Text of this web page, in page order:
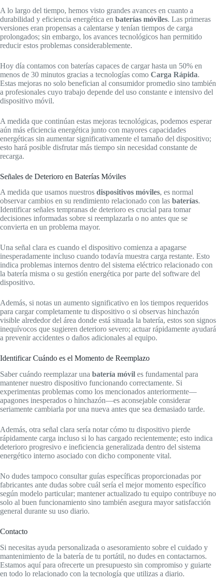
A lo largo del tiempo, hemos visto grandes avances en cuanto a
durabilidad y eficiencia energética en baterías móviles. Las primeras
versiones eran propensas a calentarse y tenían tiempos de carga
prolongados; sin embargo, los avances tecnológicos han permitido
reducir estos problemas considerablemente.
Hoy día contamos con baterías capaces de cargar hasta un 50% en
menos de 30 minutos gracias a tecnologías como Carga Rápida.
Estas mejoras no solo benefician al consumidor promedio sino también
a profesionales cuyo trabajo depende del uso constante e intensivo del
dispositivo móvil.
A medida que continúan estas mejoras tecnológicas, podemos esperar
aún más eficiencia energética junto con mayores capacidades
energéticas sin aumentar significativamente el tamaño del dispositivo;
esto hará posible disfrutar más tiempo sin necesidad constante de
recarga.
Señales de Deterioro en Baterías Móviles
A medida que usamos nuestros dispositivos móviles, es normal
observar cambios en su rendimiento relacionado con las baterías.
Identificar señales tempranas de deterioro es crucial para tomar
decisiones informadas sobre si reemplazarla o no antes que se
convierta en un problema mayor.
Una señal clara es cuando el dispositivo comienza a apagarse
inesperadamente incluso cuando todavía muestra carga restante. Esto
indica problemas internos dentro del sistema eléctrico relacionado con
la batería misma o su gestión energética por parte del software del
dispositivo.
Además, si notas un aumento significativo en los tiempos requeridos
para cargar completamente tu dispositivo o si observas hinchazón
visible alrededor del área donde está situada la batería, estos son signos
inequívocos que sugieren deterioro severo; actuar rápidamente ayudará
a prevenir accidentes o daños adicionales al equipo.
Identificar Cuándo es el Momento de Reemplazo
Saber cuándo reemplazar una batería móvil es fundamental para
mantener nuestro dispositivo funcionando correctamente. Si
experimentas problemas como los mencionados anteriormente—
apagones inesperados o hinchazón—es aconsejable considerar
seriamente cambiarla por una nueva antes que sea demasiado tarde.
Además, otra señal clara sería notar cómo tu dispositivo pierde
rápidamente carga incluso si lo has cargado recientemente; esto indica
deterioro progresivo e ineficiencia generalizada dentro del sistema
energético interno asociado con dicho componente vital.
No dudes tampoco consultar guías específicas proporcionadas por
fabricantes ante dudas sobre cuál sería el mejor momento específico
según modelo particular; mantener actualizado tu equipo contribuye no
solo al buen funcionamiento sino también asegura mayor satisfacción
general durante su uso diario.
Contacto
Si necesitas ayuda personalizada o asesoramiento sobre el cuidado y
mantenimiento de la batería de tu portátil, no dudes en contactarnos.
Estamos aquí para ofrecerte un presupuesto sin compromiso y guiarte
en todo lo relacionado con la tecnología que utilizas a diario.